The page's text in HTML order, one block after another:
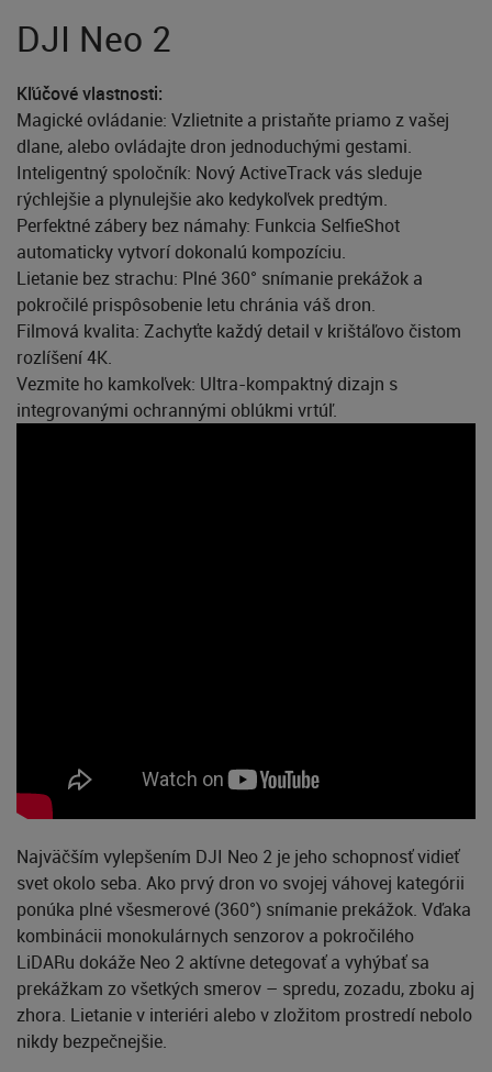
DJI Neo 2
Kľúčové vlastnosti:
Magické ovládanie: Vzlietnite a pristaňte priamo z vašej
dlane, alebo ovládajte dron jednoduchými gestami.
Inteligentný spoločník: Nový ActiveTrack vás sleduje
rýchlejšie a plynulejšie ako kedykoľvek predtým.
Perfektné zábery bez námahy: Funkcia SelfieShot
automaticky vytvorí dokonalú kompozíciu.
Lietanie bez strachu: Plné 360° snímanie prekážok a
pokročilé prispôsobenie letu chránia váš dron.
Filmová kvalita: Zachyťte každý detail v krištáľovo čistom
rozlíšení 4K.
Vezmite ho kamkoľvek: Ultra-kompaktný dizajn s
integrovanými ochrannými oblúkmi vrtúľ.
Najväčším vylepšením DJI Neo 2 je jeho schopnosť vidieť
svet okolo seba. Ako prvý dron vo svojej váhovej kategórii
ponúka plné všesmerové (360°) snímanie prekážok. Vďaka
kombinácii monokulárnych senzorov a pokročilého
LiDARu dokáže Neo 2 aktívne detegovať a vyhýbať sa
prekážkam zo všetkých smerov – spredu, zozadu, zboku aj
zhora. Lietanie v interiéri alebo v zložitom prostredí nebolo
nikdy bezpečnejšie.